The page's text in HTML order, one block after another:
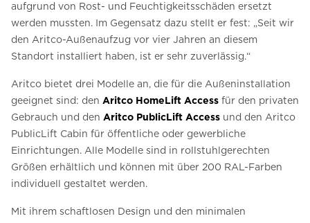
aufgrund von Rost- und Feuchtigkeitsschäden ersetzt
werden mussten. Im Gegensatz dazu stellt er fest: „Seit wir
den Aritco-Außenaufzug vor vier Jahren an diesem
Standort installiert haben, ist er sehr zuverlässig.“
Aritco bietet drei Modelle an, die für die Außeninstallation
geeignet sind: den Aritco HomeLift Access für den privaten
Gebrauch und den Aritco PublicLift Access und den Aritco
PublicLift Cabin für öffentliche oder gewerbliche
Einrichtungen. Alle Modelle sind in rollstuhlgerechten
Größen erhältlich und können mit über 200 RAL-Farben
individuell gestaltet werden.
Mit ihrem schaftlosen Design und den minimalen